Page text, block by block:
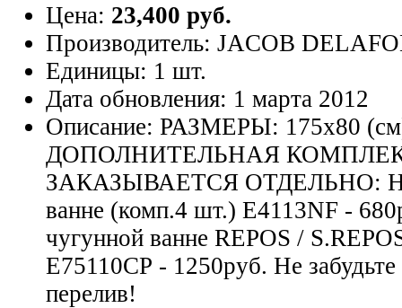
Цена: 23,400 руб.
Производитель: JACOB
Единицы: 1 шт.
Дата обновления: 1 марта 2012
Описание: РАЗМЕРЫ: 175х80
ДОПОЛНИТЕЛЬНАЯ
ЗАКАЗЫВАЕТСЯ ОТДЕЛЬНО:
ванне (комп.4 шт.) Е4113NF -
чугунной ванне REPOS /
Е75110СР - 1250руб. Не забудьте
перелив!